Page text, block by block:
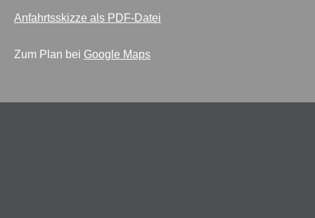
Anfahrtsskizze als PDF-Datei
Zum Plan bei Google Maps